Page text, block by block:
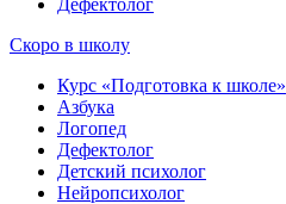
Дефектолог
Скоро в школу
Курс «Подготовка к школе»
Азбука
Логопед
Дефектолог
Детский психолог
Нейропсихолог